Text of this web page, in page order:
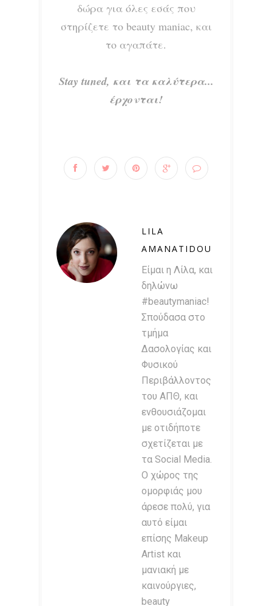
δώρα για όλες εσάς που
στηρίζετε το beauty maniac, και
το αγαπάτε.
Stay tuned, και τα καλύτερα...
έρχονται!
LILA
AMANATIDOU
Είμαι η Λίλα, και
δηλώνω
#beautymaniac!
Σπούδασα στο
τμήμα
Δασολογίας και
Φυσικού
Περιβάλλοντος
του ΑΠΘ, και
ενθουσιάζομαι
με οτιδήποτε
σχετίζεται με
τα Social Media.
Ο χώρος της
ομορφιάς μου
άρεσε πολύ, για
αυτό είμαι
επίσης Makeup
Artist και
μανιακή με
καινούργιες,
beauty